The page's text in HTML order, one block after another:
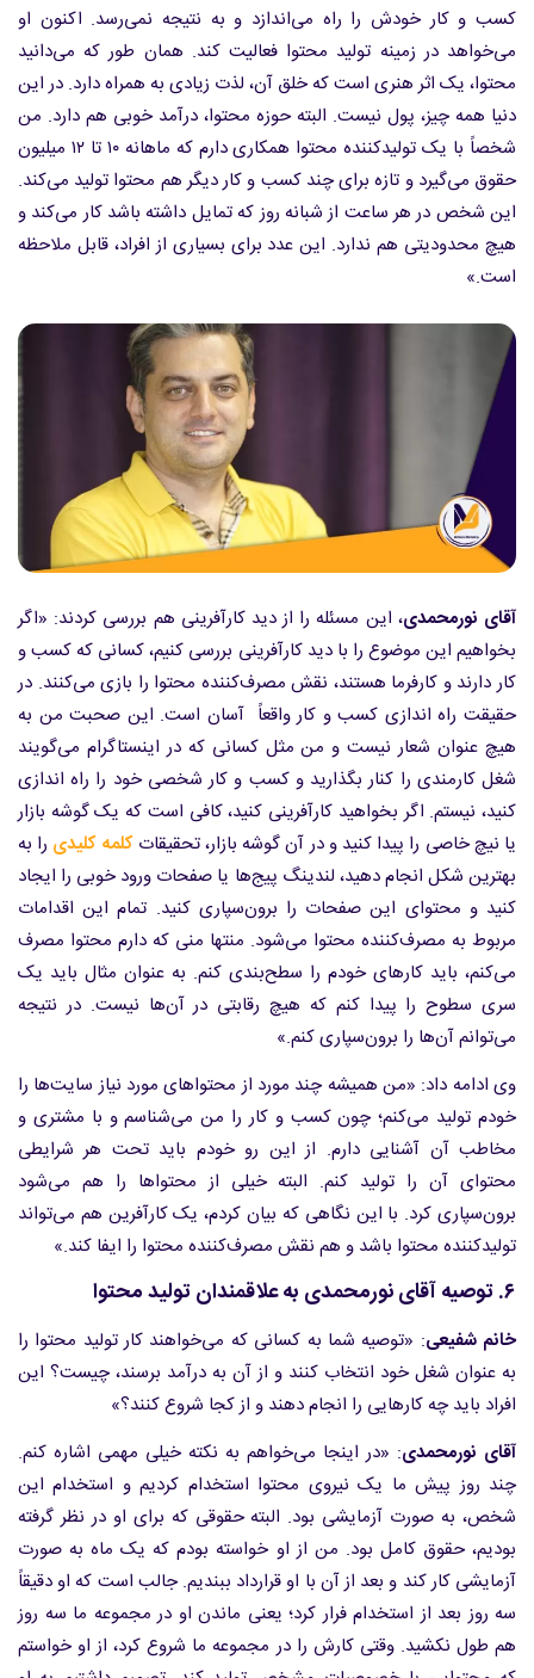
کسب و کار خودش را راه می‌اندازد و به نتیجه نمی‌رسد. اکنون او
می‌خواهد در زمینه تولید محتوا فعالیت کند. همان طور که می‌دانید
محتوا، یک اثر هنری است که خلق آن، لذت زیادی به همراه دارد. در این
دنیا همه چیز، پول نیست. البته حوزه محتوا، درآمد خوبی هم دارد. من
شخصاً با یک تولیدکننده محتوا همکاری دارم که ماهانه ۱۰ تا ۱۲ میلیون
حقوق می‌گیرد و تازه برای چند کسب و کار دیگر هم محتوا تولید می‌کند.
این شخص در هر ساعت از شبانه روز که تمایل داشته باشد کار می‌کند و
هیچ محدودیتی هم ندارد. این عدد برای بسیاری از افراد، قابل ملاحظه
است.»
آقای نورمحمدی، این مسئله را از دید کارآفرینی هم بررسی کردند: «اگر
بخواهیم این موضوع را با دید کارآفرینی بررسی کنیم، کسانی که کسب و
کار دارند و کارفرما هستند، نقش مصرف‌کننده محتوا را بازی می‌کنند. در
حقیقت راه اندازی کسب و کار واقعاً آسان است. این صحبت من به
هیچ عنوان شعار نیست و من مثل کسانی که در اینستاگرام می‌گویند
شغل کارمندی را کنار بگذارید و کسب و کار شخصی خود را راه اندازی
کنید، نیستم. اگر بخواهید کارآفرینی کنید، کافی است که یک گوشه بازار
یا نیچ خاصی را پیدا کنید و در آن گوشه بازار، تحقیقاتکلمه کلیدی را به
بهترین شکل انجام دهید، لندینگ پیج‌ها یا صفحات ورود خوبی را ایجاد
کنید و محتوای این صفحات را برون‌سپاری کنید. تمام این اقدامات
مربوط به مصرف‌کننده محتوا می‌شود. منتها منی که دارم محتوا مصرف
می‌کنم، باید کارهای خودم را سطح‌بندی کنم. به عنوان مثال باید یک
سری سطوح را پیدا کنم که هیچ رقابتی در آن‌ها نیست. در نتیجه
می‌توانم آن‌ها را برون‌سپاری کنم.»
وی ادامه داد: «من همیشه چند مورد از محتواهای مورد نیاز سایت‌ها را
خودم تولید می‌کنم؛ چون کسب و کار را من می‌شناسم و با مشتری و
مخاطب آن آشنایی دارم. از این رو خودم باید تحت هر شرایطی
محتوای آن را تولید کنم. البته خیلی از محتواها را هم می‌شود
برون‌سپاری کرد. با این نگاهی که بیان کردم، یک کارآفرین هم می‌تواند
تولیدکننده محتوا باشد و هم نقش مصرف‌کننده محتوا را ایفا کند.»
۶. توصیه آقای نورمحمدی به علاقمندان تولید محتوا
خانم شفیعی: «توصیه شما به کسانی که می‌خواهند کار تولید محتوا را
به عنوان شغل خود انتخاب کنند و از آن به درآمد برسند، چیست؟ این
افراد باید چه کارهایی را انجام دهند و از کجا شروع کنند؟»
آقای نورمحمدی: «در اینجا می‌خواهم به نکته خیلی مهمی اشاره کنم.
چند روز پیش ما یک نیروی محتوا استخدام کردیم و استخدام این
شخص، به صورت آزمایشی بود. البته حقوقی که برای او در نظر گرفته
بودیم، حقوق کامل بود. من از او خواسته بودم که یک ماه به صورت
آزمایشی کار کند و بعد از آن با او قرارداد ببندیم. جالب است که او دقیقاً
سه روز بعد از استخدام فرار کرد؛ یعنی ماندن او در مجموعه ما سه روز
هم طول نکشید. وقتی کارش را در مجموعه ما شروع کرد، از او خواستم